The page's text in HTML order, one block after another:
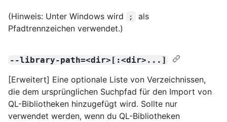
(Hinweis: Unter Windows wird
;
als
Pfadtrennzeichen verwendet.)
--library-path=<dir>[:<dir>...]
[Erweitert] Eine optionale Liste von Verzeichnissen,
die dem ursprünglichen Suchpfad für den Import von
QL-Bibliotheken hinzugefügt wird. Sollte nur
verwendet werden, wenn du QL-Bibliotheken